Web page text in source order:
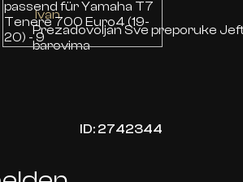
ID: 2742344
Ivan
Prezadovoljan Sve preporuke
barovima